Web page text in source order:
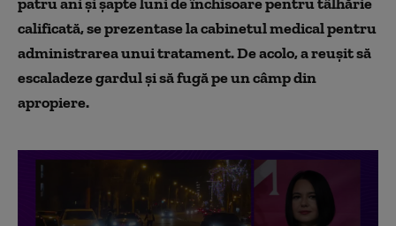
calificată, se prezentase la cabinetul medical pentru
administrarea unui tratament. De acolo, a reușit să
escaladeze gardul și să fugă pe un câmp din
apropiere.